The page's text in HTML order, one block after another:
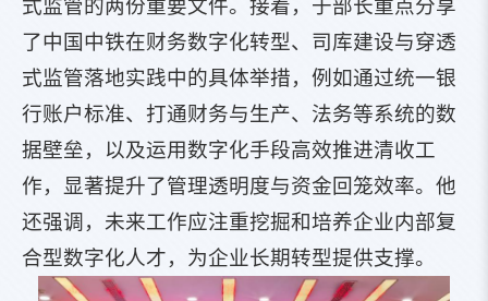
式监管的两份重要文件。接着，于部长重点分享
了中国中铁在财务数字化转型、司库建设与穿透
式监管落地实践中的具体举措，例如通过统一银
行账户标准、打通财务与生产、法务等系统的数
据壁垒，以及运用数字化手段高效推进清收工
作，显著提升了管理透明度与资金回笼效率。他
还强调，未来工作应注重挖掘和培养企业内部复
合型数字化人才，为企业长期转型提供支撑。